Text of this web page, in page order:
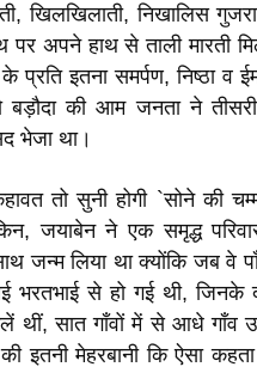
खिलखिलाती, निखालिस
पर अपने हाथ से ताली मारती
प्रति इतना समर्पण, निष्ठा व
बड़ौदा की आम जनता ने तीसरी
भेजा था।
तो सुनी होगी `सोने की
जयाबेन ने एक समृद्ध
जन्म लिया था क्योंकि जब वे
भरतभाई से हो गई थी, जिनके
थीं, सात गाँवों में से आधे
इतनी मेहरबानी कि ऐसा